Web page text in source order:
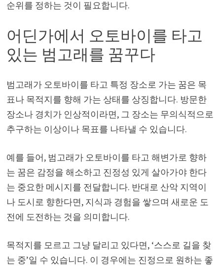
순위를 정하는 것이 필요합니다.
어딘가에서 오토바이를 타고
있는 범고래를 꿈꾸다
범고래가 오토바이를 타고 특정 장소로 가는 꿈은 목
표나 목적지를 향해 가는 상태를 상징합니다. 방문한
장소나 경치가 인상적이라면, 그 장소는 무의식적으로
추구하는 이상이나 목표를 나타낼 수 있습니다.
예를 들어, 범고래가 오토바이를 타고 해변가로 향하
는 꿈은 감정을 해소하고 진정성 있게 살아가야 한다
는 중요한 메시지를 전달합니다. 반대로 산악 지역이
나 도시로 향한다면, 지식과 경험을 쌓으며 새로운 도
전에 도전하는 것을 의미합니다.
목적지를 모르고 그냥 달리고 있다면, ‘스스로 길을 찾
는 중’일 수 있습니다. 이 경우에는 진정으로 원하는 좋